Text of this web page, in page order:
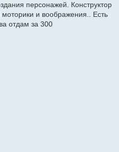
персонажей. Конструктор
и воображения.. Есть
отдам за 300